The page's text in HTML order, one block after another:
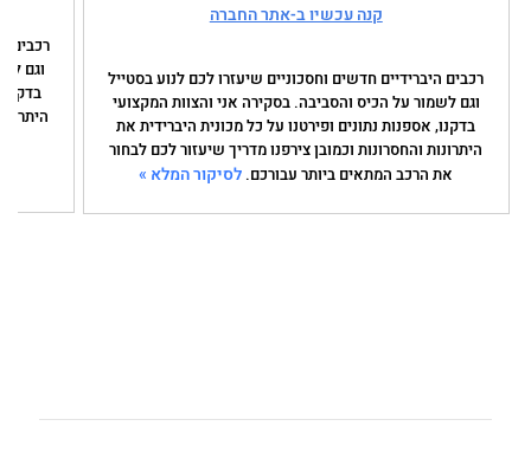
קנה עכשיו ב-אתר החברה
רכבים היברידיים חדשים וחסכוניים שיעזרו לכם לנוע בסטייל
וגם לשמור על הכיס והסביבה. בסקירה אני והצוות המקצועי
בדקנו, אספנות נתונים ופירטנו על כל מכונית היברידית את
היתרונות והחסרונות וכמובן צירפנו מדריך שיעזור לכם לבחור
את הרכב המתאים ביותר עבורכם. לסיקור המלא »
רכבים
וגם